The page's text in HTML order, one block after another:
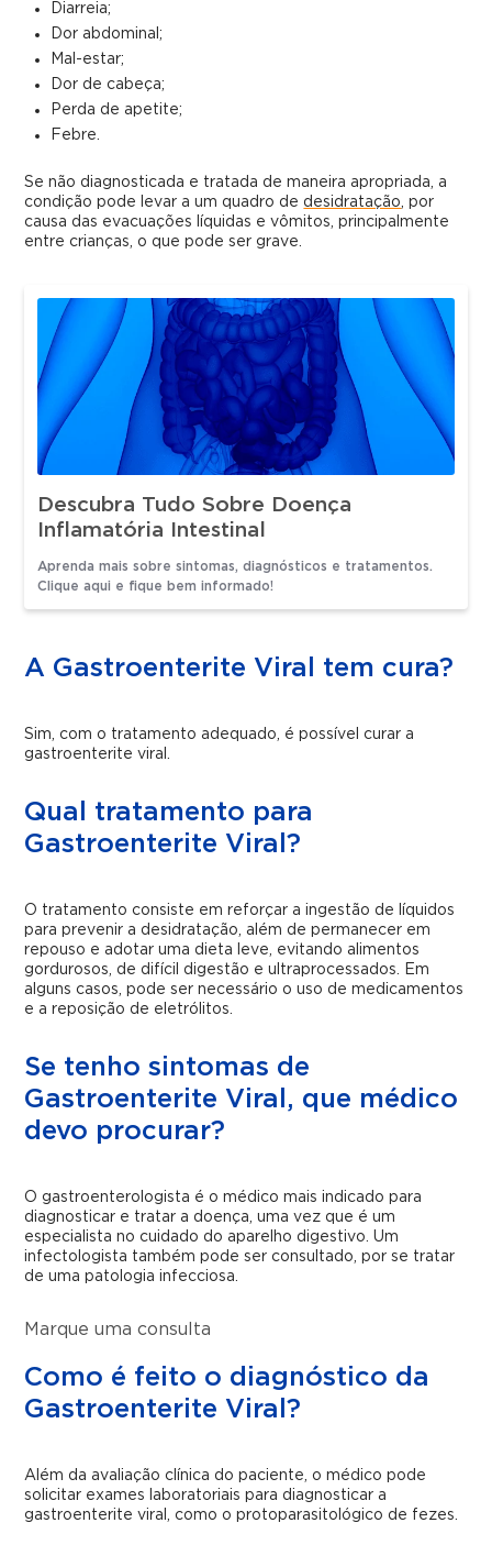
Diarreia;
Dor abdominal;
Mal-estar;
Dor de cabeça;
Perda de apetite;
Febre.
Se não diagnosticada e tratada de maneira apropriada, a
condição pode levar a um quadro de desidratação, por
causa das evacuações líquidas e vômitos, principalmente
entre crianças, o que pode ser grave.
Descubra Tudo Sobre Doença
Inflamatória Intestinal
Aprenda mais sobre sintomas, diagnósticos e tratamentos.
Clique aqui e fique bem informado!
A Gastroenterite Viral tem cura?
Sim, com o tratamento adequado, é possível curar a
gastroenterite viral.
Qual tratamento para
Gastroenterite Viral?
O tratamento consiste em reforçar a ingestão de líquidos
para prevenir a desidratação, além de permanecer em
repouso e adotar uma dieta leve, evitando alimentos
gordurosos, de difícil digestão e ultraprocessados. Em
alguns casos, pode ser necessário o uso de medicamentos
e a reposição de eletrólitos.
Se tenho sintomas de
Gastroenterite Viral, que médico
devo procurar?
O gastroenterologista é o médico mais indicado para
diagnosticar e tratar a doença, uma vez que é um
especialista no cuidado do aparelho digestivo. Um
infectologista também pode ser consultado, por se tratar
de uma patologia infecciosa.
Marque uma consulta
Como é feito o diagnóstico da
Gastroenterite Viral?
Além da avaliação clínica do paciente, o médico pode
solicitar exames laboratoriais para diagnosticar a
gastroenterite viral, como o protoparasitológico de fezes.